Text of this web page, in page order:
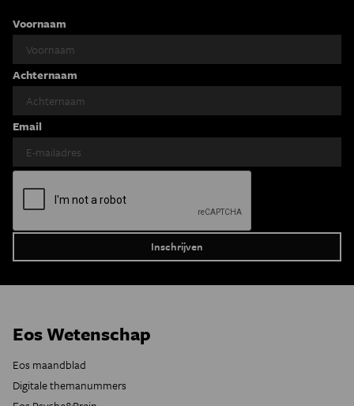
Voornaam
Achternaam
Email
Eos Wetenschap
Eos maandblad
Digitale themanummers